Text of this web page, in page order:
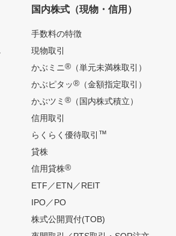
国内株式（現物・信用）
手数料の特徴
現物取引
かぶミニ®（単元未満株取引）
かぶピタッ®（金額指定取引）
かぶツミ ®（国内株式積立）
信用取引
らくらく優待取引 ™
貸株
信用貸株®
ETF／ETN／REIT
IPO／PO
株式公開買付(TOB)